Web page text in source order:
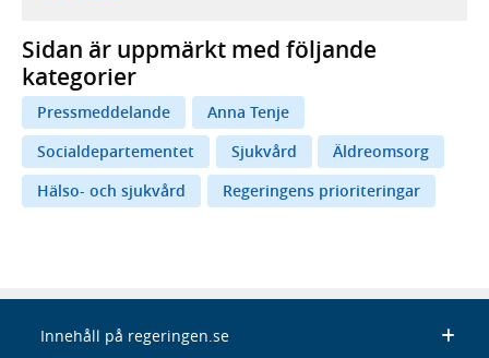
Sidan är uppmärkt med följande
kategorier
Pressmeddelande
Anna Tenje
Socialdepartementet
Sjukvård
Äldreomsorg
Hälso- och sjukvård
Regeringens prioriteringar
Innehåll på regeringen.se